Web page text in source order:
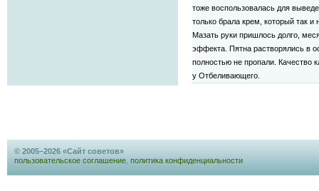
тоже воспользовалась для
только брала крем, который так
Мазать руки пришлось долго,
эффекта. Пятна растворялись в
полностью не пропали. Качество
у Отбеливающего.
© 2005–2026 «Сайт советов»
пользовательское соглашение политика конфиденциальности